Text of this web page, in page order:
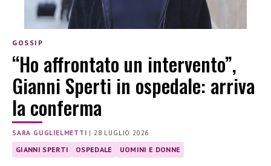
GOSSIP
“Ho affrontato un intervento”,
Gianni Sperti in ospedale: arriva
la conferma
SARA GUGLIELMETTI |28 LUGLIO 2026
GIANNI SPERTI OSPEDALE UOMINI E DONNE